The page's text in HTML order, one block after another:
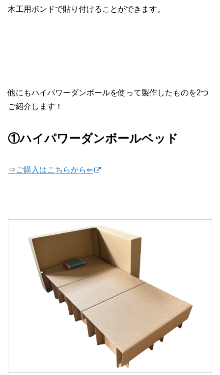
木工用ボンドで貼り付けることができます。
他にもハイパワーダンボールを使って製作したものを2つ
ご紹介します！
①ハイパワーダンボールベッド
⇒ご購入はこちらから⇐